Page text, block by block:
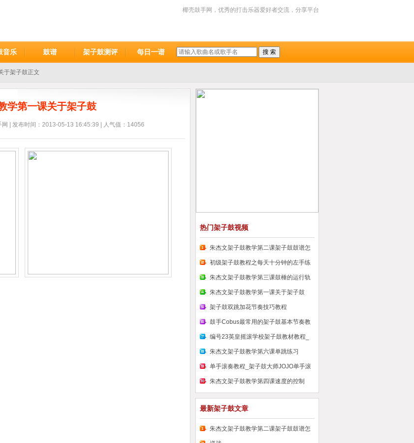
椰壳鼓手网，优秀的打击乐器爱好者交流，分享平台
音乐 鼓谱 架子鼓测评 每日一谱
于架子鼓正文
学第一课关于架子鼓
| 发布时间：2013-05-13 16:45:39 | 人气值：14056
热门架子鼓视频
朱杰文架子鼓教学第二课架子鼓鼓谱怎
么 初级架子鼓教程之每天十分钟的左手练
习 朱杰文架子鼓教学第三课鼓棰的运行轨
道 朱杰文架子鼓教学第一课关于架子鼓
架子鼓双跳加花节奏技巧教程
鼓手Cobus最常用的架子鼓基本节奏教
学 编号23英皇摇滚学校架子鼓教材教程_
原 朱杰文架子鼓教学第六课单跳练习
单手滚奏教程_架子鼓大师JOJO单手滚
奏 朱杰文架子鼓教学第四课速度的控制
最新架子鼓文章
朱杰文架子鼓教学第二课架子鼓鼓谱怎